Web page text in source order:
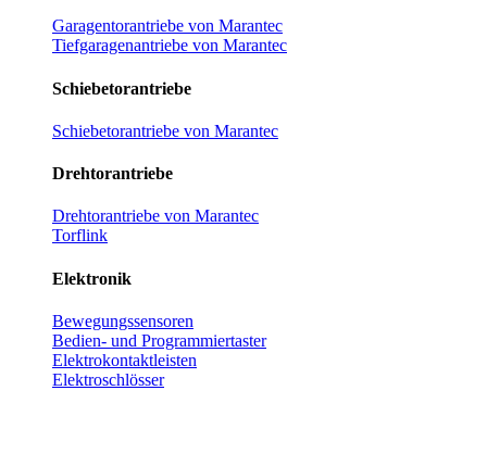
Garagentorantriebe von Marantec
Tiefgaragenantriebe von Marantec
Schiebetorantriebe
Schiebetorantriebe von Marantec
Drehtorantriebe
Drehtorantriebe von Marantec
Torflink
Elektronik
Bewegungssensoren
Bedien- und Programmiertaster
Elektrokontaktleisten
Elektroschlösser